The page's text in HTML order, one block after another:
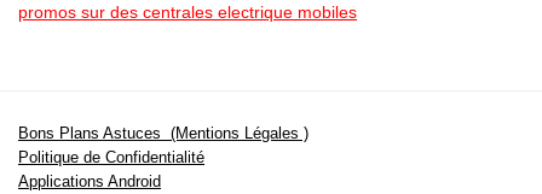
promos sur des centrales electrique mobiles
Bons Plans Astuces (Mentions Légales )
Politique de Confidentialité
Applications Android